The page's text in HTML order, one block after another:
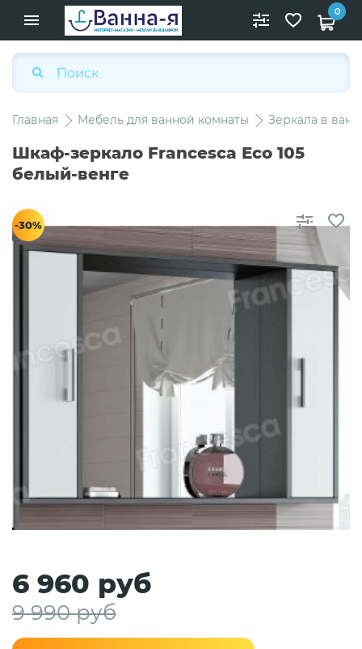
0
Главная Мебель для ванной комнаты Зеркала в
Шкаф-зеркало Francesca Eco 105
белый-венге
-30%
6 960 руб
9 990 руб